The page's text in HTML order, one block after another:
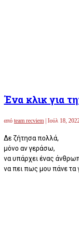
Ένα κλικ για
από team recviem | Ιούλ 18,
Δε ζήτησα πολλά,
μόνο αν γεράσω,
να υπάρχει ένας
να πει πως μου πάνε τα